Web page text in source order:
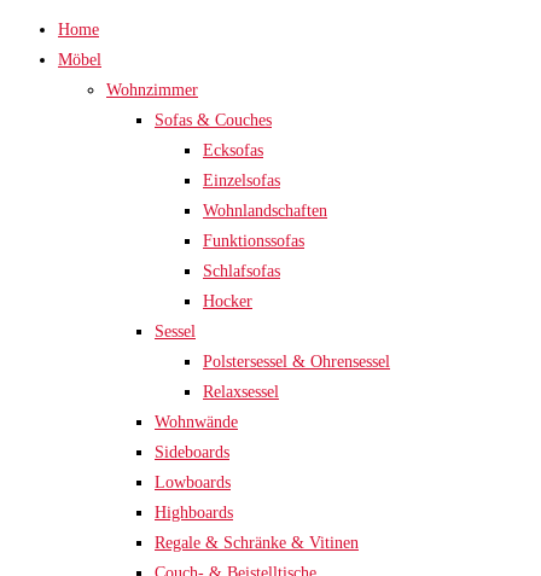
Home
Möbel
Wohnzimmer
Sofas & Couches
Ecksofas
Einzelsofas
Wohnlandschaften
Funktionssofas
Schlafsofas
Hocker
Sessel
Polstersessel & Ohrensessel
Relaxsessel
Wohnwände
Sideboards
Lowboards
Highboards
Regale & Schränke & Vitinen